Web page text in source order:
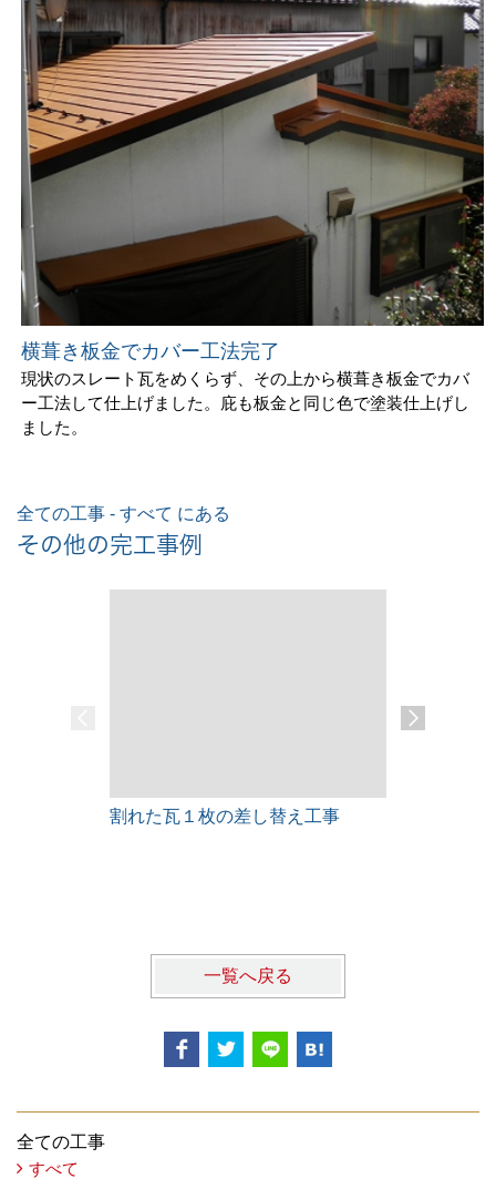
横葺き板金でカバー工法完了
現状のスレート瓦をめくらず、その上から横葺き板金でカバ
ー工法して仕上げました。庇も板金と同じ色で塗装仕上げし
ました。
全ての工事 - すべて にある
その他の完工事例
割れた瓦１枚の差し替え工事
一覧へ戻る
全ての工事
すべて